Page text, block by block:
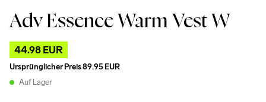
Adv Essence Warm Vest W
44.98 EUR
Ursprünglicher Preis89.95 EUR
Auf Lager
Outlet